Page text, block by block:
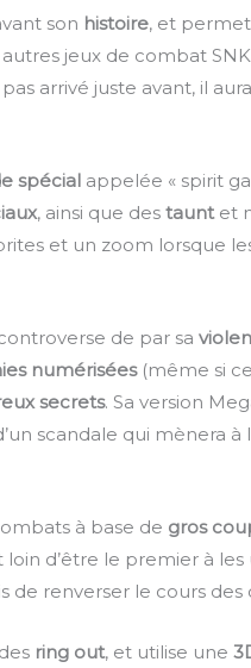
son histoire, et
jeux de combat
arrivé juste avant, il
spécial appelée « spirit
, ainsi que des tauntet
et un zoom lorsque
de par sa
numérisées(même si
secrets. Sa version
scandale qui mènera à
à base de gros
loin d’être le premier à les
renverser le cours des
ring out, et utilise une